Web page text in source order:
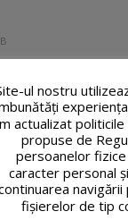
ul nostru
actualizat
propuse de
persoanelor
caracter personal
fişierelor de tip